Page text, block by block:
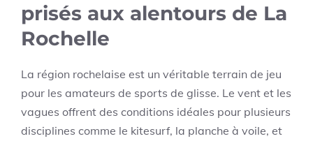
prisés aux alentours de La
Rochelle
La région rochelaise est un véritable terrain de jeu
pour les amateurs de sports de glisse. Le vent et les
vagues offrent des conditions idéales pour plusieurs
disciplines comme le kitesurf, la planche à voile, et